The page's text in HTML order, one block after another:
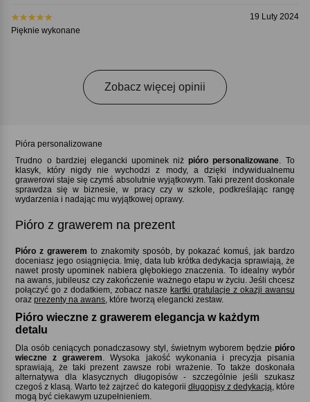
19 Luty 2024
Pięknie wykonane
Zobacz więcej opinii
Pióra personalizowane
Trudno o bardziej elegancki upominek niżpióro personalizowane . To
klasyk, który nigdy nie wychodzi z mody, a dzięki indywidualnemu
grawerowi staje się czymś absolutnie wyjątkowym. Taki prezent doskonale
sprawdza się w biznesie, w pracy czy w szkole, podkreślając rangę
wydarzenia i nadając mu wyjątkowej oprawy.
Pióro z grawerem na prezent
Pióro z grawerem to znakomity sposób, by pokazać komuś, jak bardzo
doceniasz jego osiągnięcia. Imię, data lub krótka dedykacja sprawiają, że
nawet prosty upominek nabiera głębokiego znaczenia. To idealny wybór
na awans, jubileusz czy zakończenie ważnego etapu w życiu. Jeśli chcesz
połączyć go z dodatkiem, zobacz nasze kartki gratulacje z okazji awansu
orazprezenty na awans , które tworzą elegancki zestaw.
Pióro wieczne z grawerem elegancja w każdym
detalu
Dla osób ceniących ponadczasowy styl, świetnym wyborem będzie pióro
wieczne z grawerem
. Wysoka jakość wykonania i precyzja pisania
sprawiają, że taki prezent zawsze robi wrażenie. To także doskonała
alternatywa dla klasycznych długopisów - szczególnie jeśli szukasz
czegoś z klasą. Warto też zajrzeć do kategorii długopisy z dedykacją , które
mogą być ciekawym uzupełnieniem.